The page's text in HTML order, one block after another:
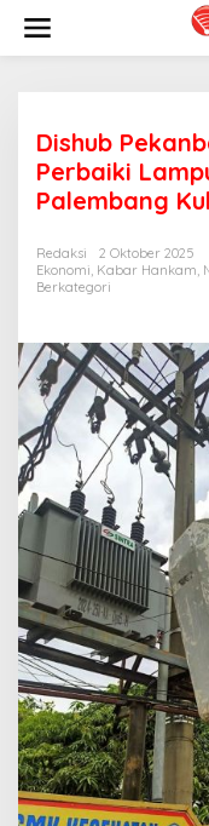
w
Dishub
Perbaiki
Palembang
Redaksi
2 Oktober 2025
Ekonomi, Kabar Hankam,
Berkategori